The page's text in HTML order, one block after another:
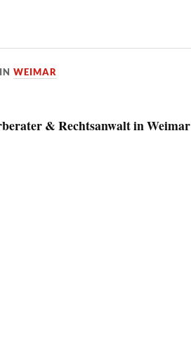
INWEIMAR
& Rechtsanwalt in Weimar